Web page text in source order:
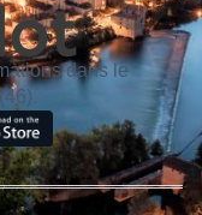
dans le